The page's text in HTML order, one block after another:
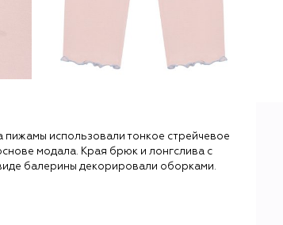
использовали тонкое стрейчевое
модала. Края брюк и лонгслива с
балерины декорировали оборками.